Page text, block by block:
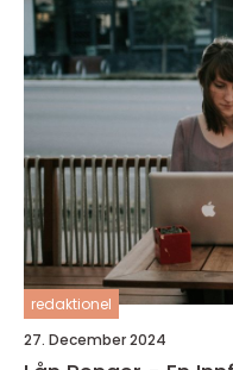
redaktionel
27. December 2024